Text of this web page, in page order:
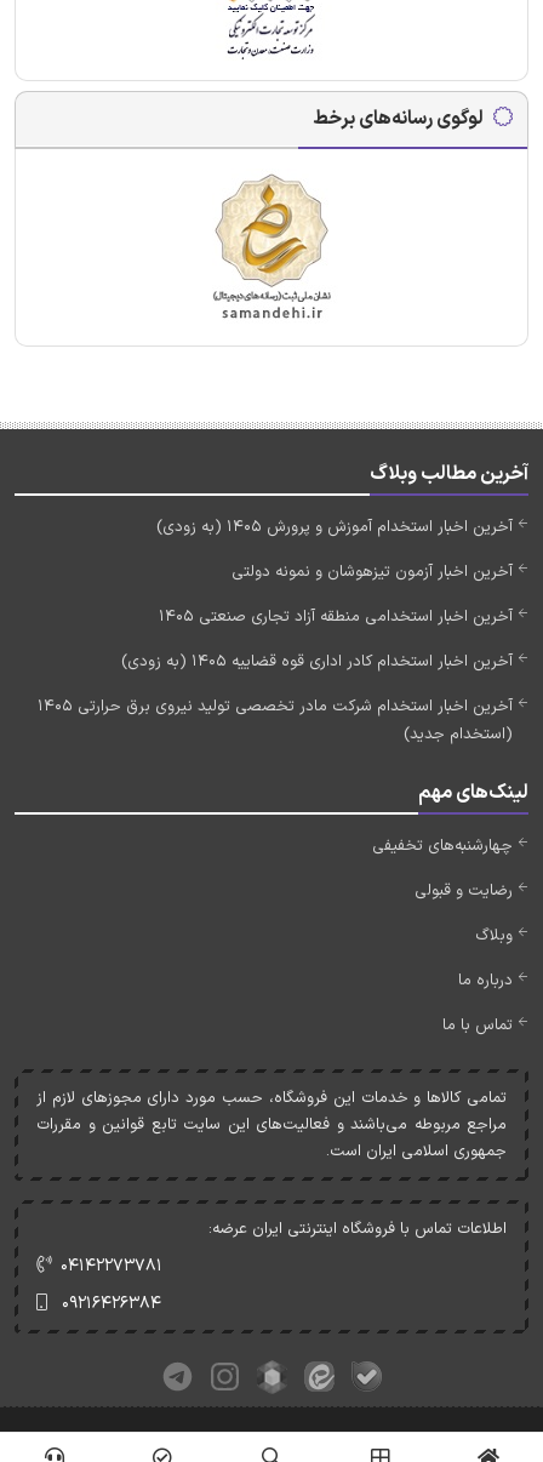
لوگوی رسانه‌های برخط
آخرین مطالب وبلاگ
آخرین اخبار استخدام آموزش و پرورش 1405 (به زودی)
آخرین اخبار آزمون تیزهوشان و نمونه دولتی
آخرین اخبار استخدامی منطقه آزاد تجاری صنعتی 1405
آخرین اخبار استخدام کادر اداری قوه قضاییه 1405 (به زودی)
آخرین اخبار استخدام شرکت مادر تخصصی تولید نیروی برق حرارتی 1405
(استخدام جدید)
لینک‌های مهم
چهارشنبه‌های تخفیفی
رضایت و قبولی
وبلاگ
درباره ما
تماس با ما
تمامی کالاها و خدمات اين فروشگاه، حسب مورد دارای مجوزهای لازم از
مراجع مربوطه می‌باشند و فعاليت‌های اين سايت تابع قوانين و مقررات
جمهوری اسلامی ايران است.
اطلاعات تماس با فروشگاه اینترنتی ایران عرضه:
۰۴۱۴۲۲۷۳۷۸۱
۰۹۲۱۶۴۲۶۳۸۴